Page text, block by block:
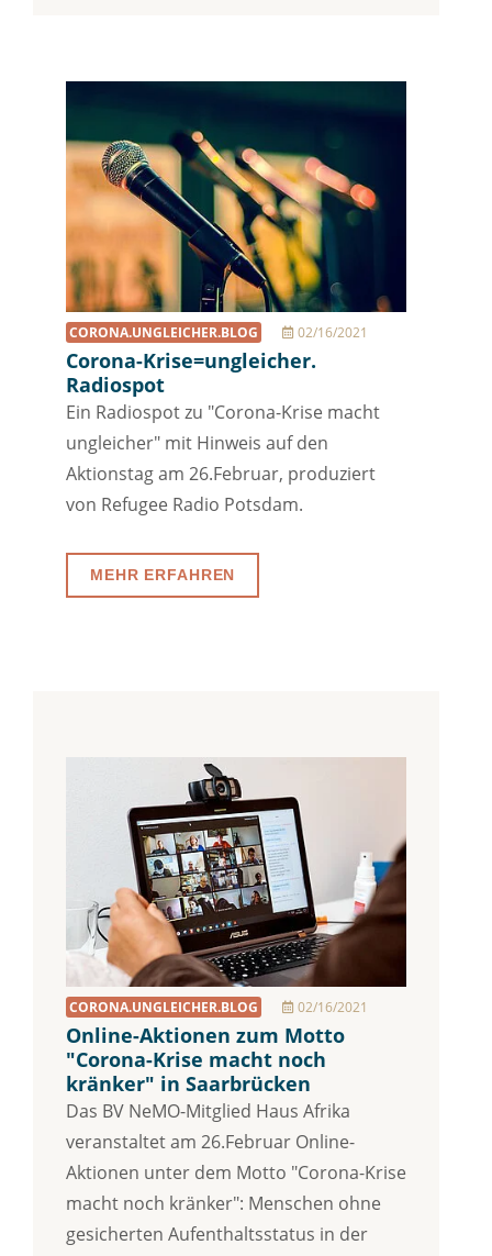
CORONA.UNGLEICHER.BLOG 02/16/2021
Corona-Krise=ungleicher.
Radiospot
Ein Radiospot zu "Corona-Krise macht
ungleicher" mit Hinweis auf den
Aktionstag am 26.Februar, produziert
von Refugee Radio Potsdam.
MEHR ERFAHREN
CORONA.UNGLEICHER.BLOG 02/16/2021
Online-Aktionen zum Motto
"Corona-Krise macht noch
kränker" in Saarbrücken
Das BV NeMO-Mitglied Haus Afrika
veranstaltet am 26.Februar Online-
Aktionen unter dem Motto "Corona-Krise
macht noch kränker": Menschen ohne
gesicherten Aufenthaltsstatus in der